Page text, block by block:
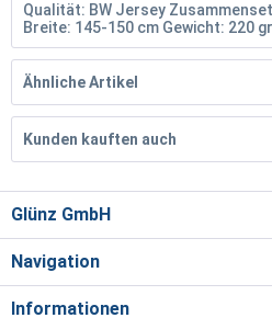
Qualität: BW Jersey
Breite: 145-150 cm Gewicht: 220
Ähnliche Artikel
Kunden kauften auch
Glünz GmbH
Navigation
Informationen